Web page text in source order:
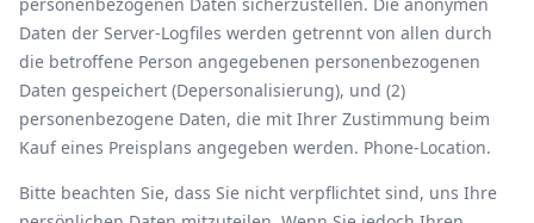
Daten der Server-Logfiles werden getrennt von allen durch
die betroffene Person angegebenen personenbezogenen
Daten gespeichert (Depersonalisierung), und (2)
personenbezogene Daten, die mit Ihrer Zustimmung beim
Kauf eines Preisplans angegeben werden. Phone-Location.
Bitte beachten Sie, dass Sie nicht verpflichtet sind, uns Ihre